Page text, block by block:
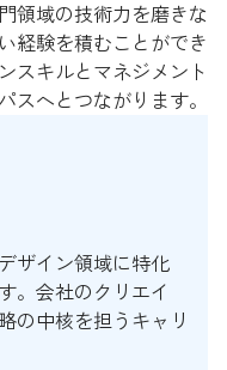
領域の技術力を磨きな
経験を積むことができ
スキルとマネジメント
スへとつながります。
ザイン領域に特化
。会社のクリエイ
の中核を担うキャリ